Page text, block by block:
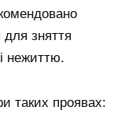
зняття
нежиттю.
таких проявах: